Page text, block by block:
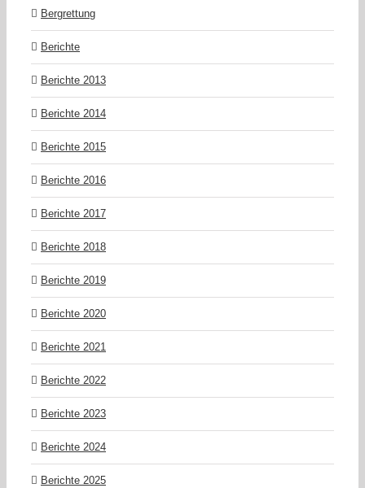
Bergrettung
Berichte
Berichte 2013
Berichte 2014
Berichte 2015
Berichte 2016
Berichte 2017
Berichte 2018
Berichte 2019
Berichte 2020
Berichte 2021
Berichte 2022
Berichte 2023
Berichte 2024
Berichte 2025